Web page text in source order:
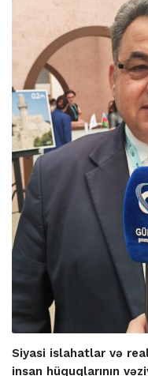
Siyasi islahatlar və
insan hüquqlarının